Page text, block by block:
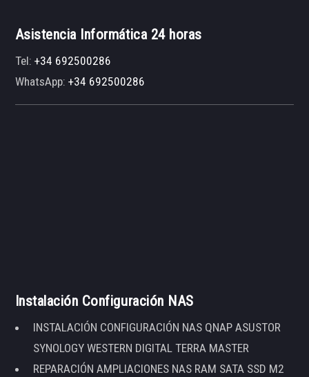
Asistencia Informática 24 horas
Tel:+34 692500286
WhatsApp:+34 692500286
Instalación Configuración NAS
INSTALACIÓN CONFIGURACIÓN NAS QNAP ASUSTOR
SYNOLOGY WESTERN DIGITAL TERRA MASTER
REPARACIÓN AMPLIACIONES NAS RAM SATA SSD M2